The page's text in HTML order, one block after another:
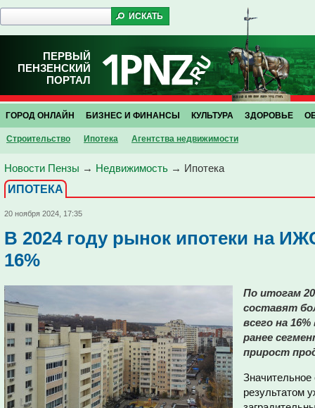
ПЕРВЫЙ
ПЕНЗЕНСКИЙ
ПОРТАЛ
ГОРОД ОНЛАЙН БИЗНЕС И ФИНАНСЫ КУЛЬТУРА ЗДОРОВЬЕ
Строительство Ипотека Агентства недвижимости
Новости Пензы → Недвижимость → Ипотека
ИПОТЕКА
20 ноября 2024, 17:35
В 2024 году рынок ипотеки на
16%
По итогам
составят
всего на
ранее
прирост
Значительное
результатом